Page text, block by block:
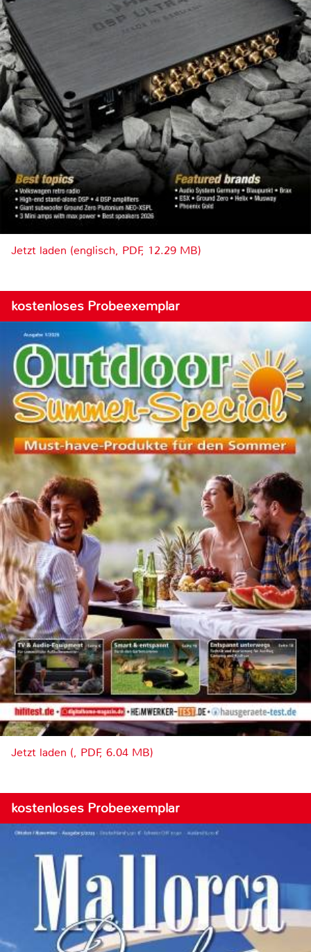
Jetzt laden (englisch, PDF, 12.29 MB)
kostenloses Probeexemplar
Jetzt laden (, PDF, 6.04 MB)
kostenloses Probeexemplar